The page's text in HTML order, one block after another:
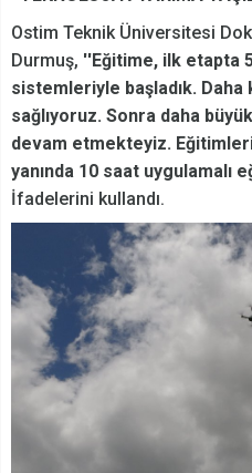
Ostim Teknik Üniversitesi
Durmuş, ''Eğitime, ilk etapta
sistemleriyle başladık.
sağlıyoruz. Sonra daha
devam etmekteyiz.
yanında 10 saat uygulamalı
İfadelerini kullandı.